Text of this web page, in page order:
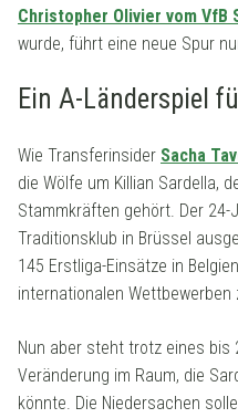
Christopher Olivier vom VfB
wurde, führt eine neue Spur
Ein A-Länderspiel
Wie Transferinsider Sacha
die Wölfe um Killian Sardella,
Stammkräften gehört. Der 24-
Traditionsklub in Brüssel
145 Erstliga-Einsätze in
internationalen Wettbewerben
Nun aber steht trotz eines bis
Veränderung im Raum, die
könnte. Die Niedersachen